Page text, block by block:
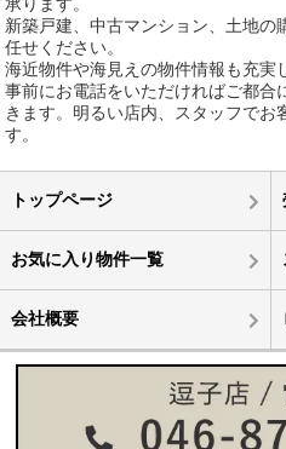
新築戸建、中古マンション、土地の
任せください。
海近物件や海見えの物件情報も充実
事前にお電話をいただければご都合
きます。明るい店内、スタッフでお
す。
トップページ
お気に入り物件一覧
会社概要